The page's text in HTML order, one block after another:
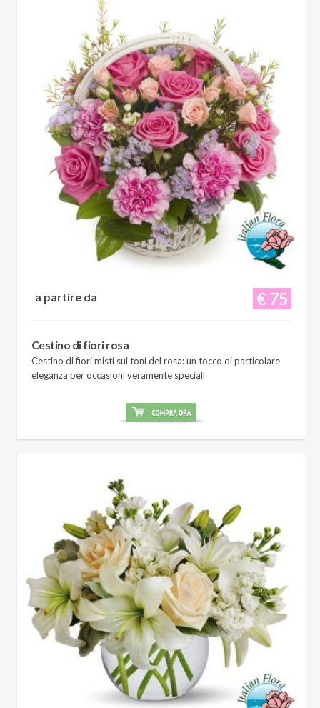
€ 75
a partire da
Cestino di fiori rosa
Cestino di fiori misti sui toni del rosa: un tocco di particolare
eleganza per occasioni veramente speciali